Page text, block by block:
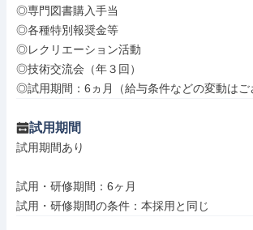
◎専門図書購入手当
◎各種特別報奨金等
◎レクリエーション活動
◎技術交流会（年３回）
◎試用期間：6ヵ月（給与条件などの変動はご
試用期間
試用期間あり
試用・研修期間：6ヶ月